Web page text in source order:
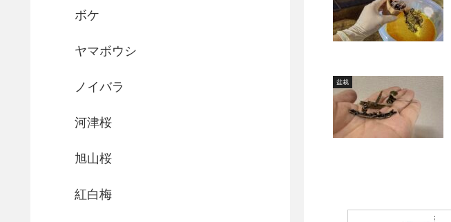
盆栽
ボケ
ヤマボウシ
ノイバラ
河津桜
旭山桜
紅白梅